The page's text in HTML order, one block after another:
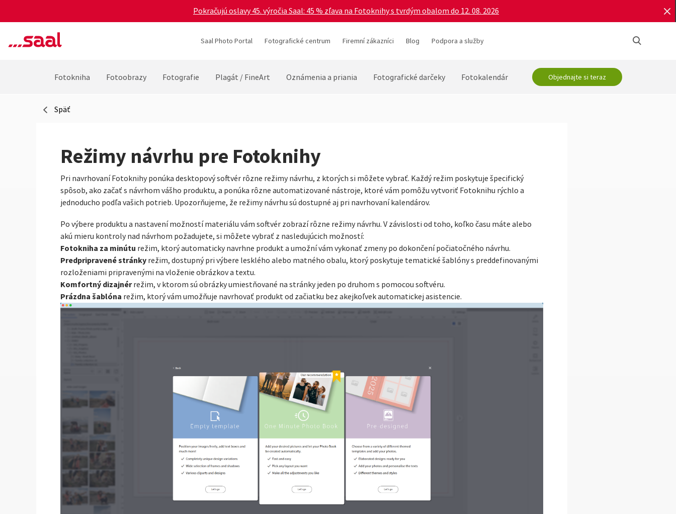
Pokračujú oslavy 45. výročia Saal: 45 % zľava na Fotoknihy s tvrdým obalom do 12. 08. 2026
Saal Photo Portal Fotografické centrum Firemní zákazníci Blog Podpora a služby
Fotokniha Fotoobrazy Fotografie Plagát / FineArt Oznámenia a priania Fotografické darčeky Fotokalendár Objednajte si teraz
Späť
Režimy návrhu pre Fotoknihy
Pri navrhovaní Fotoknihy ponúka desktopový softvér rôzne režimy návrhu, z ktorých si môžete vybrať. Každý režim poskytuje špecifický
spôsob, ako začať s návrhom vášho produktu, a ponúka rôzne automatizované nástroje, ktoré vám pomôžu vytvoriť Fotoknihu rýchlo a
jednoducho podľa vašich potrieb. Upozorňujeme, že režimy návrhu sú dostupné aj pri navrhovaní kalendárov.
Po výbere produktu a nastavení možností materiálu vám softvér zobrazí rôzne režimy návrhu. V závislosti od toho, koľko času máte alebo
akú mieru kontroly nad návrhom požadujete, si môžete vybrať z nasledujúcich možností:
Fotokniha za minútu režim, ktorý automaticky navrhne produkt a umožní vám vykonať zmeny po dokončení počiatočného návrhu.
Predpripravené stránky režim, dostupný pri výbere lesklého alebo matného obalu, ktorý poskytuje tematické šablóny s preddefinovanými
rozloženiami pripravenými na vloženie obrázkov a textu.
Komfortný dizajnérrežim, v ktorom sú obrázky umiestňované na stránky jeden po druhom s pomocou softvéru.
Prázdna šablóna režim, ktorý vám umožňuje navrhovať produkt od začiatku bez akejkoľvek automatickej asistencie.